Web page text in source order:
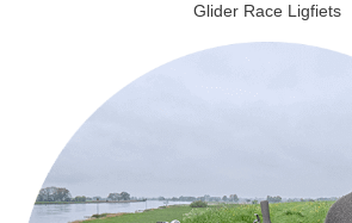
Glider Race Ligfiets